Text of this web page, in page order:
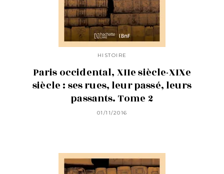
HISTOIRE
Paris occidental, XIIe siècle-XIXe
siècle : ses rues, leur passé, leurs
passants. Tome 2
01/11/2016